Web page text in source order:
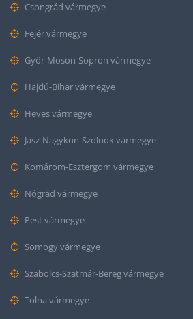
Csongrád vármegye
Fejér vármegye
Győr-Moson-Sopron vármegye
Hajdú-Bihar vármegye
Heves vármegye
Jász-Nagykun-Szolnok vármegye
Komárom-Esztergom vármegye
Nógrád vármegye
Pest vármegye
Somogy vármegye
Szabolcs-Szatmár-Bereg vármegye
Tolna vármegye